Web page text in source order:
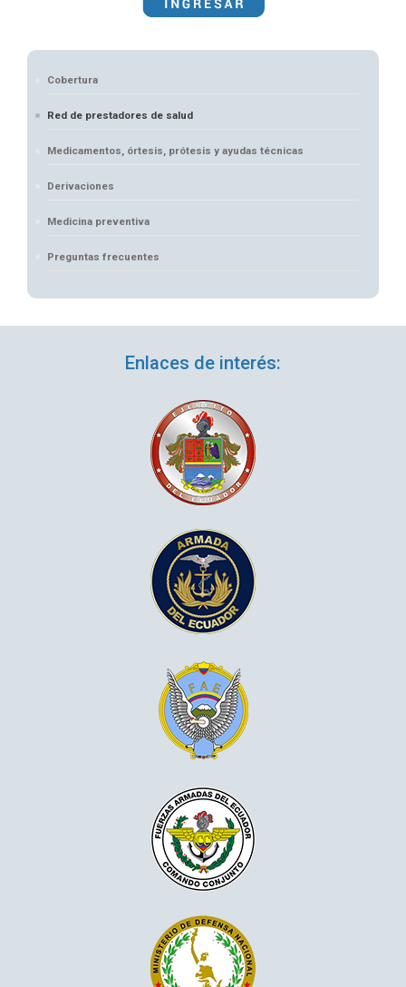
Cobertura
Red de prestadores de salud
Medicamentos, órtesis, prótesis y ayudas técnicas
Derivaciones
Medicina preventiva
Preguntas frecuentes
Enlaces de interés: